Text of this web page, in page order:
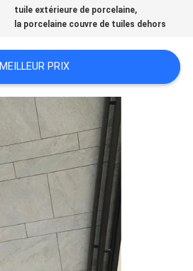
tuile extérieure de porcelaine,
la porcelaine couvre de tuiles dehors
MEILLEUR PRIX